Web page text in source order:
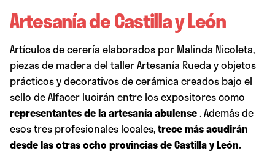
Artesanía de Castilla y León
Artículos de cerería elaborados por Malinda Nicoleta,
piezas de madera del taller Artesanía Rueda y objetos
prácticos y decorativos de cerámica creados bajo el
sello de Alfacer lucirán entre los expositores como
representantes de la artesanía abulense. Además de
esos tres profesionales locales,trece más acudirán
desde las otras ocho provincias de Castilla y León.